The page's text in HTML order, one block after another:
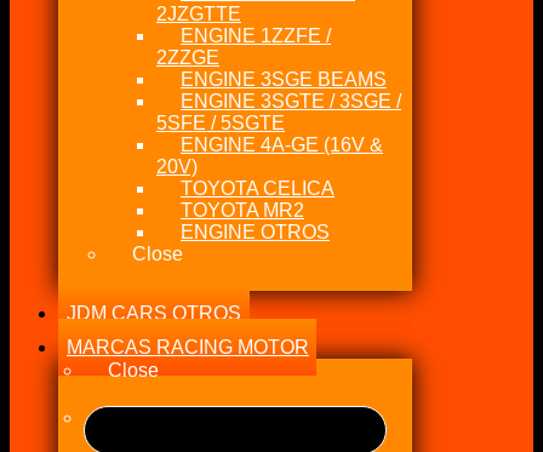
2JZGTTE
ENGINE 1ZZFE /
2ZZGE
ENGINE 3SGE BEAMS
ENGINE 3SGTE / 3SGE /
5SFE / 5SGTE
ENGINE 4A-GE (16V &
20V)
TOYOTA CELICA
TOYOTA MR2
ENGINE OTROS
Close
JDM CARS OTROS
MARCAS RACING MOTOR
Close